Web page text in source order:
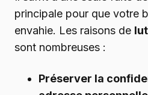
principale pour que votre
envahie. Les raisons de
sont nombreuses :
Préserver la